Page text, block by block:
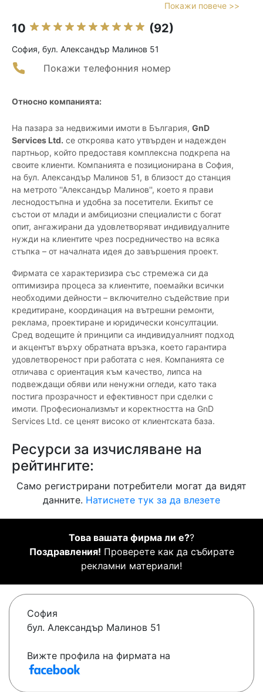
Покажи повече >>
10 (92)
София, бул. Александър Малинов 51
Покажи телефонния номер
Относно компанията:
На пазара за недвижими имоти в България, GnD
Services Ltd. се откроява като утвърден и надежден
партньор, който предоставя комплексна подкрепа на
своите клиенти. Компанията е позиционирана в София,
на бул. Александър Малинов 51, в близост до станция
на метрото ''Александър Малинов'', което я прави
леснодостъпна и удобна за посетители. Екипът се
състои от млади и амбициозни специалисти с богат
опит, ангажирани да удовлетворяват индивидуалните
нужди на клиентите чрез посредничество на всяка
стъпка – от началната идея до завършения проект.
Фирмата се характеризира със стремежа си да
оптимизира процеса за клиентите, поемайки всички
необходими дейности – включително съдействие при
кредитиране, координация на вътрешни ремонти,
реклама, проектиране и юридически консултации.
Сред водещите ѝ принципи са индивидуалният подход
и акцентът върху обратната връзка, което гарантира
удовлетвореност при работата с нея. Компанията се
отличава с ориентация към качество, липса на
подвеждащи обяви или ненужни огледи, като така
постига прозрачност и ефективност при сделки с
имоти. Професионализмът и коректността на GnD
Services Ltd. се ценят високо от клиентската база.
Ресурси за изчисляване на
рейтингите:
Само регистрирани потребители могат да видят
данните. Натиснете тук за да влезете
Това вашата фирма ли е??
Поздравления! Проверете как да събирате
рекламни материали!
София
бул. Александър Малинов 51
Вижте профила на фирмата на